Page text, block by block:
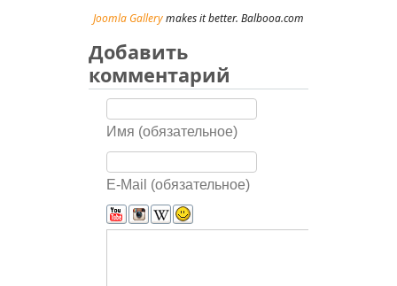
Joomla Gallerymakes it better. Balbooa.com
Добавить
комментарий
Имя (обязательное)
E-Mail (обязательное)